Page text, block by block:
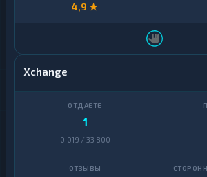
4,9 ★
Xchange
1
0,019 / 33 800